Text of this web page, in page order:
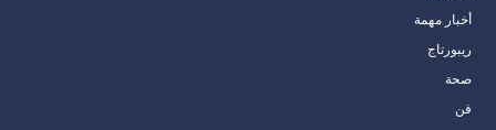
أخبار مهمة
ريبورتاج
صحة
فن